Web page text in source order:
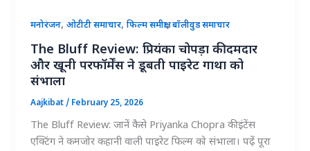
मनोरंजन,ओटीटी समाचार,फिल्म समीक्षा,बॉलीवुड समाचार
The Bluff Review: प्रियंका चोपड़ा की दमदार
और खूनी परफॉर्मेंस ने डूबती पाइरेट गाथा को
संभाला
Aajkibat/ February 25, 2026
The Bluff Review: जानें कैसे Priyanka Chopra की इंटेंस
एक्टिंग ने कमजोर कहानी वाली पाइरेट फिल्म को संभाला। पढ़ें पूरा